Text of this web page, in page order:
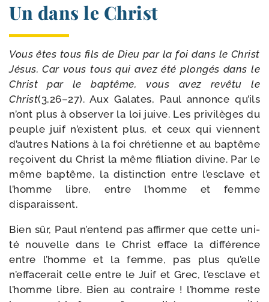
Un dans le Christ
Vous êtes tous fils de Dieu par la foi dans le Christ
Jésus. Car vous tous qui avez été plon­gés dans le
Christ par le bap­tême, vous avez revê­tu le
Christ(3,26–27). Aux Galates, Paul annonce qu’ils
n’ont plus à obser­ver la loi juive. Les pri­vi­lèges du
peuple juif n’existent plus, et ceux qui viennent
d’autres Nations à la foi chré­tienne et au bap­tême
reçoivent du Christ la même filia­tion divine. Par le
même bap­tême, la dis­tinc­tion entre l’esclave et
l’homme libre, entre l’homme et femme
disparaissent.
Bien sûr, Paul n’en­tend pas affir­mer que cette uni­
té nou­velle dans le Christ efface la dif­fé­rence
entre l’homme et la femme, pas plus qu’elle
n’effacerait celle entre le Juif et Grec, l’esclave et
l’homme libre. Bien au contraire ! l’homme reste